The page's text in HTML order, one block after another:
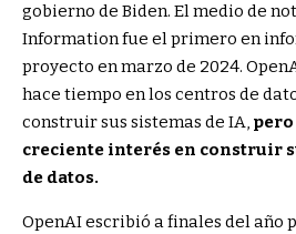
gobierno de Biden. El medio de
Information fue el primero en
proyecto en marzo de 2024.
hace tiempo en los centros de
construir sus sistemas de IA,
creciente interés en construir
de datos.
OpenAI escribió a finales del año